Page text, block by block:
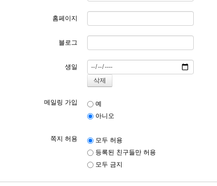
홈페이지
블로그
생일
메일링 가입
예
아니오
쪽지 허용
모두 허용
등록된 친구들만 허용
모두 금지